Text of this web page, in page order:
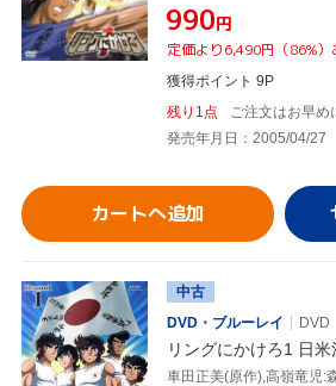
¥990円
定価より6,490円（86%）
獲得ポイント 9P
残り1点
ご注文はお早め
発売年月日：2005/04/27
カートへ追加
中古
DVD・ブルーレイ
DVD
リングにかけろ1 日
車田正美(原作),高嶺竜児: